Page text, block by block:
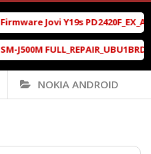
Firmware Jovi Y19s
SM-J500M
NOKIA ANDROID